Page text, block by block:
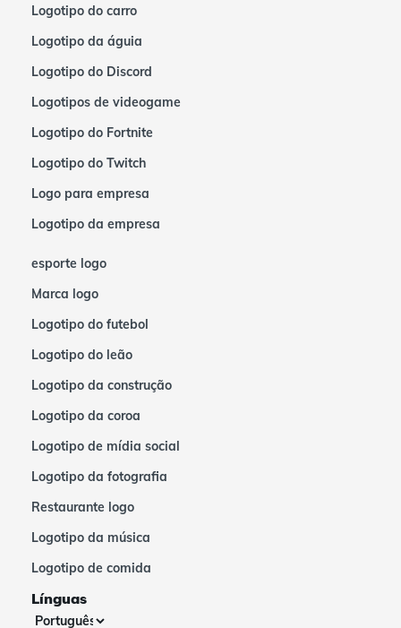
Logotipo do carro
Logotipo da águia
Logotipo do Discord
Logotipos de videogame
Logotipo do Fortnite
Logotipo do Twitch
Logo para empresa
Logotipo da empresa
esporte logo
Marca logo
Logotipo do futebol
Logotipo do leão
Logotipo da construção
Logotipo da coroa
Logotipo de mídia social
Logotipo da fotografia
Restaurante logo
Logotipo da música
Logotipo de comida
Línguas